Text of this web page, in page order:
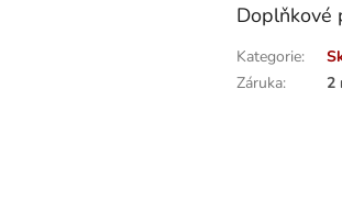
Doplňkové
Kategorie:
Záruka: 2